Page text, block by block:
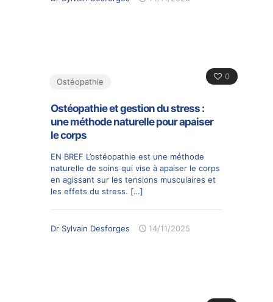
0
Ostéopathie
Ostéopathie et gestion du stress :
une méthode naturelle pour apaiser
le corps
EN BREF L’ostéopathie est une méthode
naturelle de soins qui vise à apaiser le corps
en agissant sur les tensions musculaires et
les effets du stress. […]
Dr Sylvain Desforges 14/11/2025